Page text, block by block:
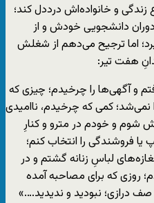
زندگی و خانواده‌اش درددل کند؛
دوران دانشجویی خودش و از
اما ترجیح می‌دهم از شغلش
هفت تیر:
و آگهی‌ها را چرخیدم؛ چیزی که
نمی‌شد؛ کمی که چرخیدم، ناامیدی
شوم و خودم در مترو و کنارِ
فروشندگی را انتخاب کنم؛
لباسِ زنانه گشتم و در
روزی که برای مصاحبه آمده
درازی؛ نبودید و ندیدید….»